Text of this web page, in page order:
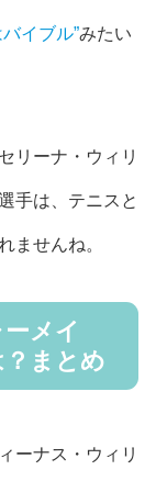
イブル”みたい
リーナ・ウィリ
手は、テニスと
ませんね。
メイ
まとめ
ーナス・ウィリ